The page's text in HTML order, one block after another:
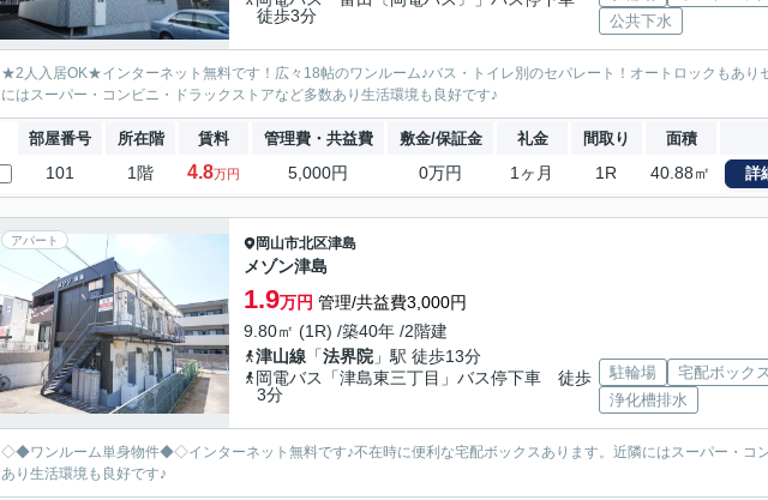
徒歩3分
公共下水
★2人入居OK★インターネット無料です！広々18帖のワンルーム♪バス・トイレ別のセパレート！オートロックもあり
にはスーパー・コンビニ・ドラックストアなど多数あり生活環境も良好です♪
部屋番号 所在階 賃料 管理費・共益費 敷金/保証金 礼金 間取り 面積
101 1階 4.8万円 5,000円 0万円 1ヶ月 1R 40.88㎡ 詳
アパート 岡山市北区津島
メゾン津島
1.9万円 管理/共益費3,000円
9.80㎡ (1R) /築40年 /2階建
津山線 「法界院 」駅 徒歩13分
岡電バス「津島東三丁目」バス停下車 徒歩
3分
駐輪場 宅配ボックス
浄化槽排水
◇◆ワンルーム単身物件◆◇インターネット無料です♪不在時に便利な宅配ボックスあります。近隣にはスーパー・コ
あり生活環境も良好です♪